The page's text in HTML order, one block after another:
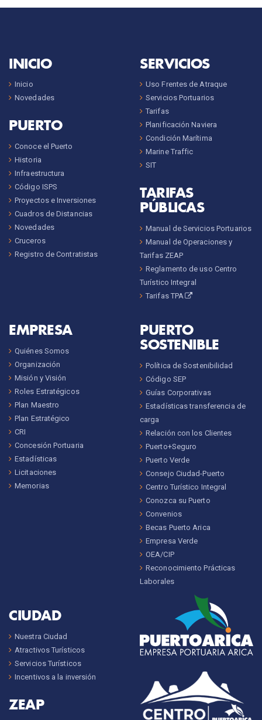
INICIO
Inicio
Novedades
PUERTO
Conoce el Puerto
Historia
Infraestructura
Código ISPS
Proyectos e Inversiones
Cuadros de Distancias
Novedades
Cruceros
Registro de Contratistas
SERVICIOS
Uso Frentes de Atraque
Servicios Portuarios
Tarifas
Planificación Naviera
Condición Marítima
Marine Traffic
SIT
TARIFAS
PÚBLICAS
Manual de Servicios Portuarios
Manual de Operaciones y
Tarifas ZEAP
Reglamento de uso Centro
Turístico Integral
Tarifas TPA
EMPRESA
Quiénes Somos
Organización
Misión y Visión
Roles Estratégicos
Plan Maestro
Plan Estratégico
CRI
Concesión Portuaria
Estadísticas
Licitaciones
Memorias
PUERTO
SOSTENIBLE
Política de Sostenibilidad
Código SEP
Guías Corporativas
Estadísticas transferencia de
carga
Relación con los Clientes
Puerto+Seguro
Puerto Verde
Consejo Ciudad-Puerto
Centro Turístico Integral
Conozca su Puerto
Convenios
Becas Puerto Arica
Empresa Verde
OEA/CIP
Reconocimiento Prácticas
Laborales
CIUDAD
Nuestra Ciudad
Atractivos Turísticos
Servicios Turísticos
Incentivos a la inversión
ZEAP